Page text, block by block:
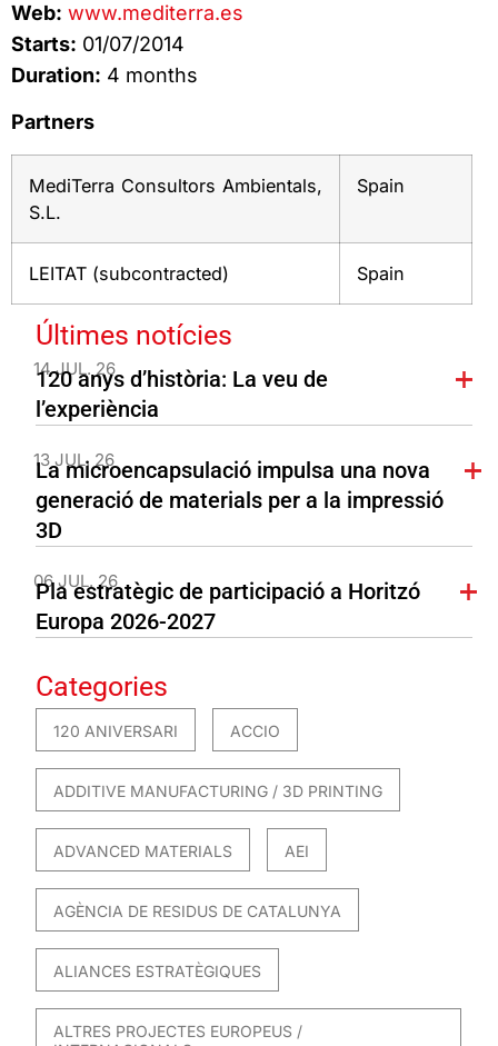
Web: www.mediterra.es
Starts: 01/07/2014
Duration: 4 months
Partners
MediTerra Consultors Ambientals,
S.L.
Spain
LEITAT (subcontracted) Spain
Últimes notícies
14 JUL. 26
120 anys d’història: La veu de
l’experiència
13 JUL. 26
La microencapsulació impulsa una nova
generació de materials per a la impressió
3D
06 JUL. 26
Pla estratègic de participació a Horitzó
Europa 2026-2027
Categories
120 ANIVERSARI ACCIO
ADDITIVE MANUFACTURING / 3D PRINTING
ADVANCED MATERIALS AEI
AGÈNCIA DE RESIDUS DE CATALUNYA
ALIANCES ESTRATÈGIQUES
ALTRES PROJECTES EUROPEUS /